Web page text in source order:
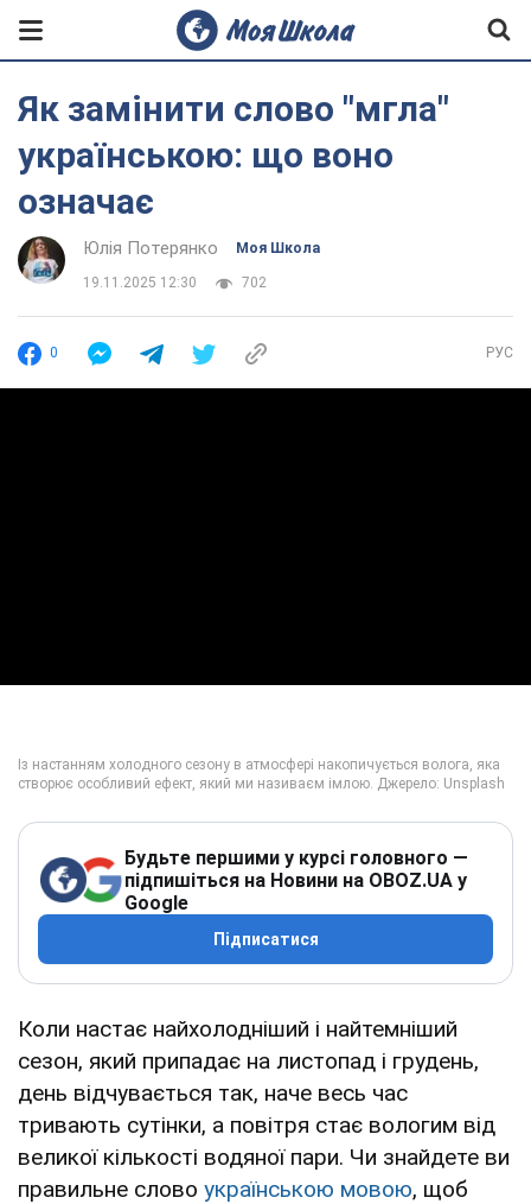
Як замінити слово "мгла"
українською: що воно
означає
Юлія Потерянко Моя Школа
19.11.2025 12:30 702
0 РУС
Будьте першими у курсі головного —
підпишіться на Новини на OBOZ.UA у
Google
Підписатися
Коли настає найхолодніший і найтемніший
сезон, який припадає на листопад і грудень,
день відчувається так, наче весь час
тривають сутінки, а повітря стає вологим від
великої кількості водяної пари. Чи знайдете ви
правильне слово українською мовою, щоб